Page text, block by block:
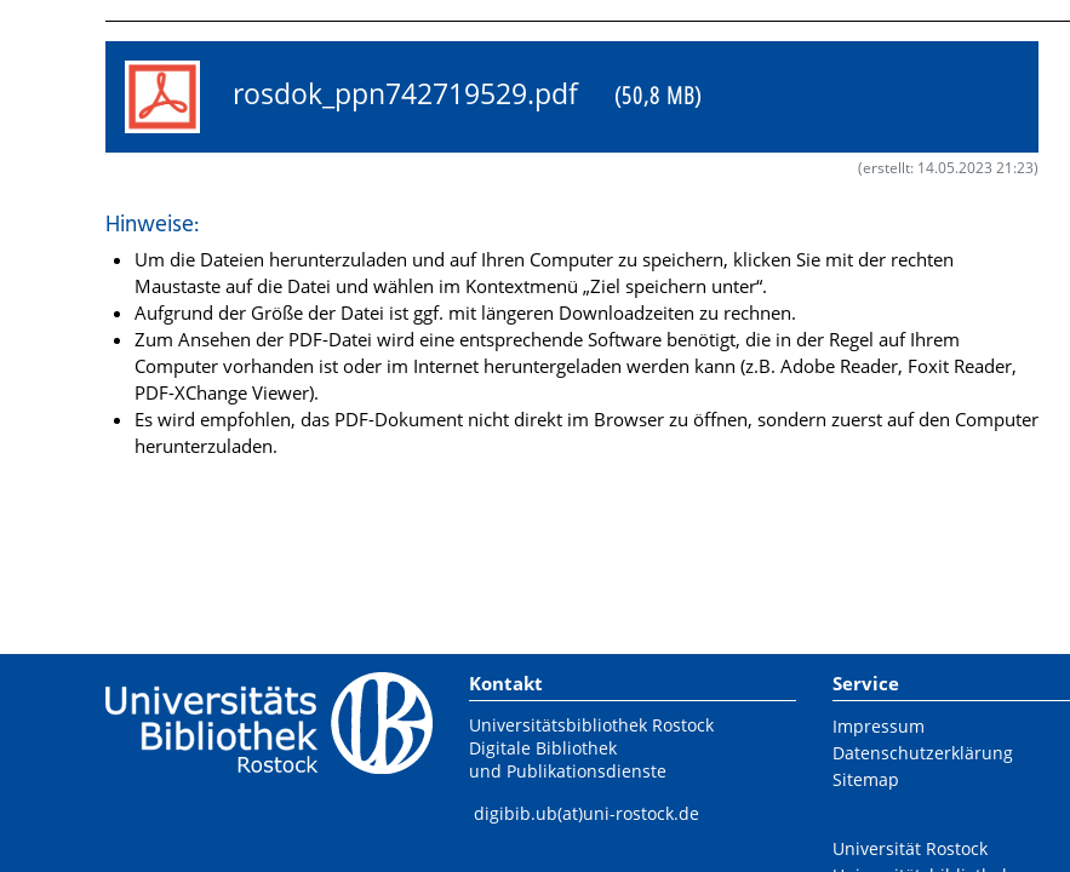
rosdok_ppn742719529.pdf (50,8 MB)
(erstellt: 14.05.2023 21:23)
Hinweise:
Um die Dateien herunterzuladen und auf Ihren Computer zu speichern, klicken Sie mit der rechten
Maustaste auf die Datei und wählen im Kontextmenü „Ziel speichern unter“.
Aufgrund der Größe der Datei ist ggf. mit längeren Downloadzeiten zu rechnen.
Zum Ansehen der PDF-Datei wird eine entsprechende Software benötigt, die in der Regel auf Ihrem
Computer vorhanden ist oder im Internet heruntergeladen werden kann (z.B. Adobe Reader, Foxit Reader,
PDF-XChange Viewer).
Es wird empfohlen, das PDF-Dokument nicht direkt im Browser zu öffnen, sondern zuerst auf den Computer
herunterzuladen.
Kontakt
Universitätsbibliothek Rostock
Digitale Bibliothek
und Publikationsdienste
digibib.ub(at)uni-rostock.de
Service
Impressum
Datenschutzerklärung
Sitemap
Universität Rostock